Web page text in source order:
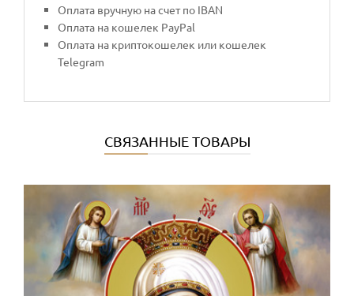
Оплата вручную на счет по IBAN
Оплата на кошелек PayPal
Оплата на криптокошелек или кошелек
Telegram
СВЯЗАННЫЕ ТОВАРЫ